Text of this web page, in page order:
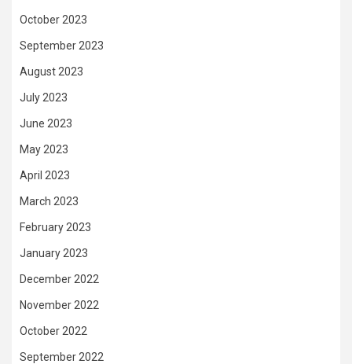
October 2023
September 2023
August 2023
July 2023
June 2023
May 2023
April 2023
March 2023
February 2023
January 2023
December 2022
November 2022
October 2022
September 2022